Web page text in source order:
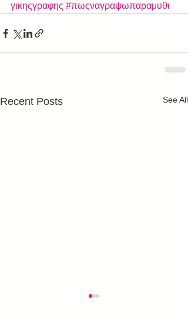
γικηςγραφης #πωςναγραψωπαραμυθι
Recent Posts See All